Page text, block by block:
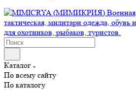
Каталог
По всему сайту
По каталогу